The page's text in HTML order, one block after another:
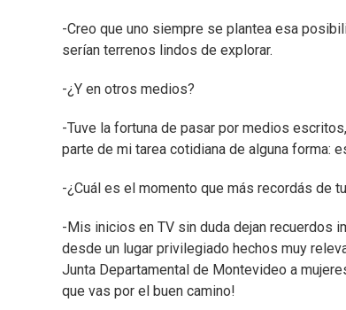
-Creo que uno siempre se plantea esa
serían terrenos lindos de explorar.
-¿Y en otros medios?
-Tuve la fortuna de pasar por medios
parte de mi tarea cotidiana de alguna forma:
-¿Cuál es el momento que más recordás de
-Mis inicios en TV sin duda dejan recuerdos
desde un lugar privilegiado hechos muy
Junta Departamental de Montevideo a
que vas por el buen camino!